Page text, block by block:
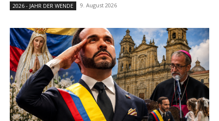
2026 - JAHR DER WENDE 9. August 2026